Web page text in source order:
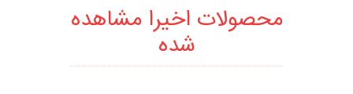
محصولات اخیرا مشاهده
شده